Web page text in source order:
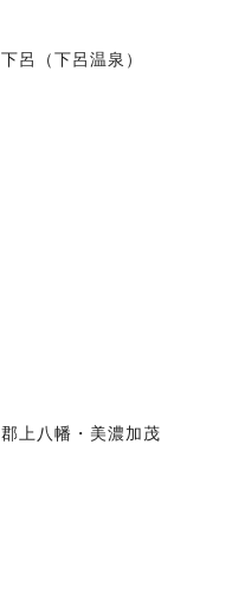
下呂（下呂温泉）
郡上八幡・美濃加茂